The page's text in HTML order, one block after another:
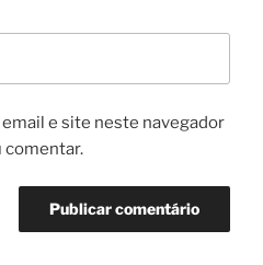
e site neste navegador
comentar.